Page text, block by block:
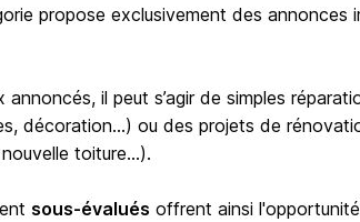
propose exclusivement des annonces
il peut s’agir de simples
décoration…) ou des projets de
nouvelle toiture…).
sous-évalués offrent ainsi